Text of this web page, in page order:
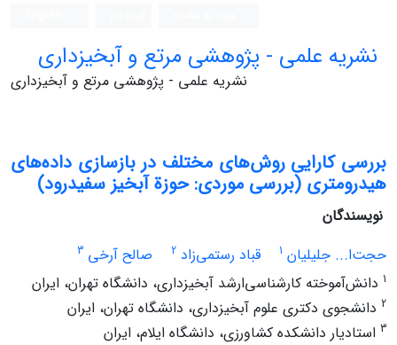
نشریه علمی - پژوهشی مرتع و آبخیزداری
نشریه علمی - پژوهشی مرتع و آبخیزداری
بررسی کارایی روش‌های مختلف در بازسازی داده‌های
هیدرومتری (بررسی موردی: حوزة آبخیز سفیدرود)
نویسندگان
حجت‌ا... جلیلیان 1 قباد رستمی‌زاد 2 صالح آرخی 3
1 دانش‌آموخته کارشناسی‌ارشد آبخیزداری، دانشگاه تهران، ایران
2 دانشجوی دکتری علوم آبخیزداری، دانشگاه تهران، ایران
3 استادیار دانشکده کشاورزی، دانشگاه ایلام، ایران